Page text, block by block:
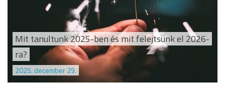
Mit tanultunk 2025-ben és mit felejtsünk el 2026-
ra?
2025. december 29.